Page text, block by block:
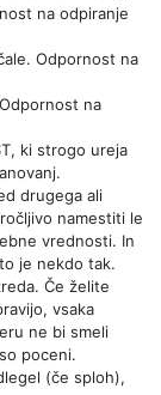
na odpiranje
Odpornost na
na
ki strogo ureja
drugega ali
namestiti le
vrednosti. In
je nekdo tak.
Če želite
vsaka
ne bi smeli
poceni.
(če sploh),